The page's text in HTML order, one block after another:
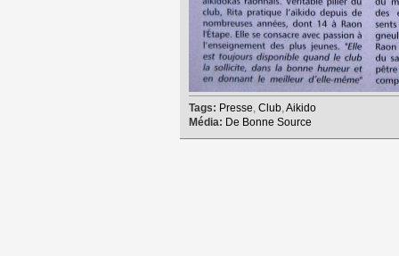
Tags: Presse, Club,Aikido
Média: De Bonne Source